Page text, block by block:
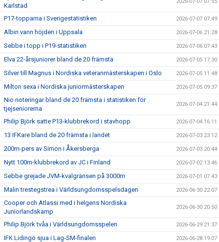
Karlstad
P17-topparna i Sverigestatistiken 2026-07-07 07:49
Albin vann höjden i Uppsala 2026-07-06 21:28
Sebbe i topp i P19-statistiken 2026-07-06 07:43
Elva 22-årsjuniorer bland de 20 främsta 2026-07-05 17:30
Silver till Magnus i Nordiska veteranmästerskapen i Oslo 2026-07-05 11:48
Milton sexa i Nordiska juniormästerskapen 2026-07-05 09:37
Nio noteringar bland de 20 främsta i statistiken för
tjejseniorerna
2026-07-04 21:44
Philip Björk satte P13-klubbrekord i stavhopp 2026-07-04 16:11
13 IFKare bland de 20 främsta i landet 2026-07-03 23:12
200m-pers av Simon i Åkersberga 2026-07-03 20:44
Nytt 100m-klubbrekord av JC i Finland 2026-07-02 13:46
Sebbe grejade JVM-kvalgränsen på 3000m 2026-07-01 07:43
Malin trestegstrea i Världsungdomsspelsdagen 2026-06-30 22:07
Cooper och Atlassi med i helgens Nordiska
Juniorlandskamp
2026-06-30 20:50
Philip Björk tvåa i Världsungdomsspelen 2026-06-29 21:37
IFK Lidingö sjua i Lag-SM-finalen 2026-06-28 19:07